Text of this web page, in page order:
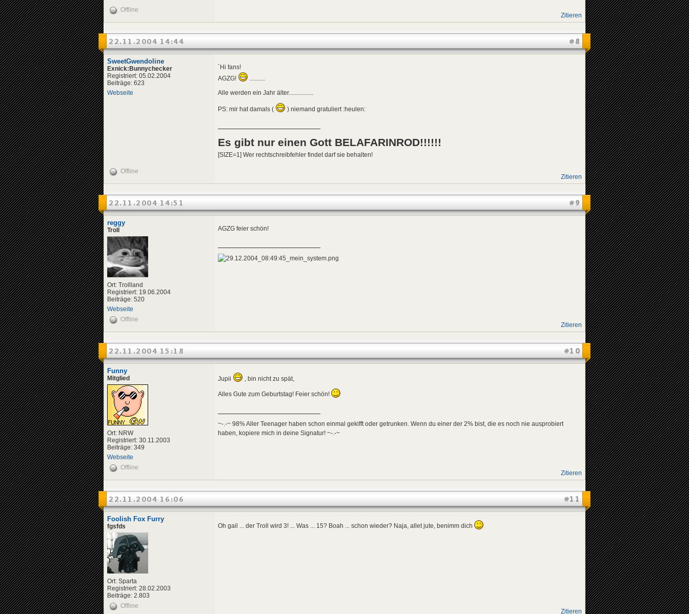
Offline
Zitieren
#8
22.11.2004 14:44
SweetGwendoline
Exnick:Bunnychecker
Registriert: 05.02.2004
Beiträge: 623
Webseite
´Hi fans!
AGZG!
..........
Alle werden ein Jahr älter................
PS: mir hat damals ( ) niemand gratuliert :heulen:
Es gibt nur einen Gott BELAFARINROD!!!!!!
[SIZE=1] Wer rechtschreibfehler findet darf sie behalten!
Offline
Zitieren
#9
22.11.2004 14:51
reggy
Troll
Ort: Trollland
Registriert: 19.06.2004
Beiträge: 520
Webseite
AGZG feier schön!
Offline
Zitieren
#10
22.11.2004 15:18
Funny
Mitglied
Ort: NRW
Registriert: 30.11.2003
Beiträge: 349
Webseite
Jupii , bin nicht zu spät,
Alles Gute zum Geburtstag! Feier schön!
~-.-~ 98% Aller Teenager haben schon einmal gekifft oder getrunken. Wenn du einer der 2% bist, die es noch nie ausprobiert
haben, kopiere mich in deine Signatur! ~-.-~
Offline
Zitieren
#11
22.11.2004 16:06
Foolish Fox Furry
fgsfds
Ort: Sparta
Registriert: 28.02.2003
Beiträge: 2.803
Oh gail ... der Troll wird 3! ... Was ... 15? Boah ... schon wieder? Naja, allet jute, benimm dich
Offline
Zitieren